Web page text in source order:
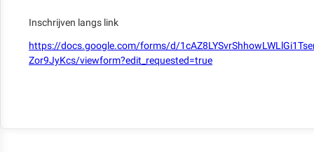
Inschrijven langs link
https://docs.google.com/forms/d/
Zor9JyKcs/viewform?edit_requested=true